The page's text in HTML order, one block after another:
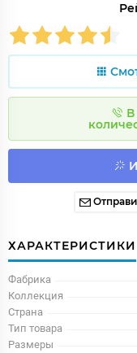
В
ХАРАКТЕРИСТИКИ
Фабрика
Коллекция
Страна
Тип товара
Размеры